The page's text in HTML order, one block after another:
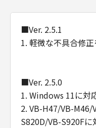
ア」をインス
下記(2)または
のバックアッ
す。以下同じ
トール済みの
ア」を消去す
■Ver. 2.5.1
1. 軽微な不具合修正
■Ver. 2.5.0
1. Windows 11に対
2. VB-H47/VB-M46/
S820D/VB-S920Fに